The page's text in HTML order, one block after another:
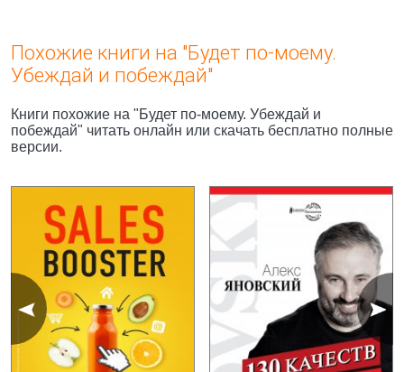
Похожие книги на "Будет по-моему.
Убеждай и побеждай"
Книги похожие на "Будет по-моему. Убеждай и
побеждай" читать онлайн или скачать бесплатно полные
версии.